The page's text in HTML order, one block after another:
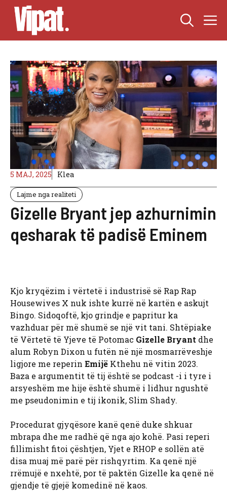
Skip
content
5 MAJ, 2025 Klea
Lajme nga realiteti
Gizelle Bryant jep azhurnimin
qesharak të padisë Eminem
Kjo kryqëzim i vërtetë i industrisë së Rap Rap
Housewives X nuk ishte kurrë në kartën e askujt
Bingo. Sidoqoftë, kjo grindje e papritur ka
vazhduar për më shumë se një vit tani. Shtëpiake
të Vërtetë të Yjeve të Potomac Gizelle Bryant dhe
alum Robyn Dixon u futën në një mosmarrëveshje
ligjore me reperin Emijë Kthehu në vitin 2023.
Baza e argumentit të tij është se podcast -i i tyre i
arsyeshëm me hije është shumë i lidhur ngushtë
me pseudonimin e tij ikonik, Slim Shady.
Procedurat gjyqësore kanë qenë duke shkuar
mbrapa dhe me radhë që nga ajo kohë. Pasi reperi
fillimisht fitoi çështjen, Yjet e RHOP e sollën atë
disa muaj më parë për rishqyrtim. Ka qenë një
rrëmujë e nxehtë, por të paktën Gizelle ka qenë në
gjendje të gjejë komedinë në kaos.